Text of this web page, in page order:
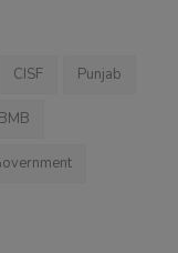
CISF Punjab